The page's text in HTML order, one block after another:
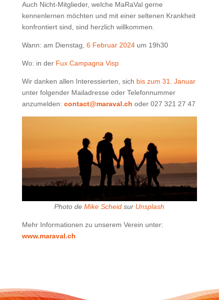
Auch Nicht-Mitglieder, welche MaRaVal gerne
kennenlernen möchten und mit einer seltenen Krankheit
konfrontiert sind, sind herzlich willkommen.
Wann: am Dienstag, 6 Februar 2024um 19h30
Wo: in der Fux Campagna Visp
Wir danken allen Interessierten, sich bis zum 31. Januar
unter folgender Mailadresse oder Telefonnummer
anzumelden: contact@maraval.ch oder 027 321 27 47
Photo deMike Scheid sur Unsplash
Mehr Informationen zu unserem Verein unter:
www.maraval.ch